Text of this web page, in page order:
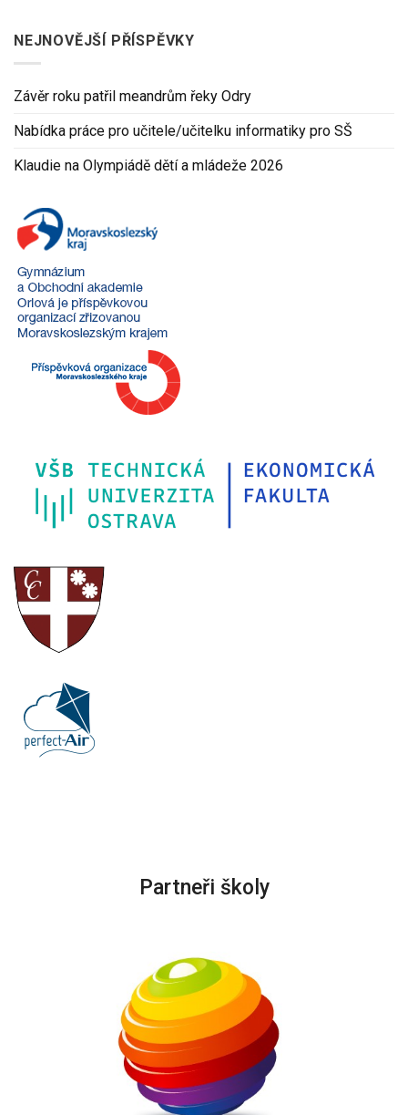
NEJNOVĚJŠÍ PŘÍSPĚVKY
Závěr roku patřil meandrům řeky Odry
Nabídka práce pro učitele/učitelku informatiky pro SŠ
Klaudie na Olympiádě dětí a mládeže 2026
Partneři školy